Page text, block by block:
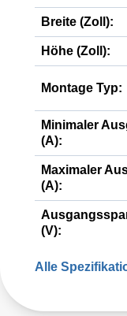
Breite (Zoll):
Höhe (Zoll):
Montage Typ:
Minimaler
(A):
Maximaler
(A):
(V):
Alle